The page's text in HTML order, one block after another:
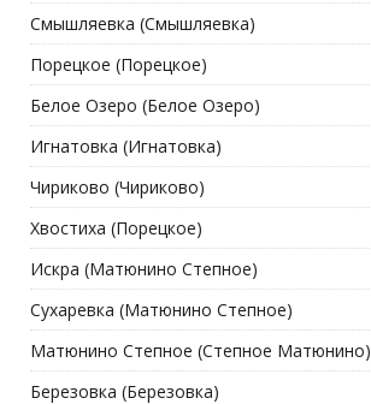
Смышляевка (Смышляевка)
Порецкое (Порецкое)
Белое Озеро (Белое Озеро)
Игнатовка (Игнатовка)
Чириково (Чириково)
Хвостиха (Порецкое)
Искра (Матюнино Степное)
Сухаревка (Матюнино Степное)
Матюнино Степное (Степное Матюнино)
Березовка (Березовка)